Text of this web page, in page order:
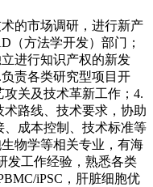
的市场调研，进行新产
（方法学开发）部门；
进行知识产权的新发
责各类研究型项目开
关及技术革新工作；4.
路线、技术要求，协助
成本控制、技术标准等
物学等相关专业，有海
发工作经验，熟悉各类
iPSC，肝脏细胞优